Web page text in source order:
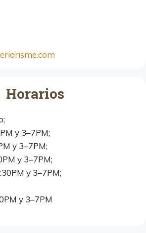
Horarios
y 3–7PM;
y 3–7PM;
y 3–7PM;
y 3–7PM;
y 3–7PM